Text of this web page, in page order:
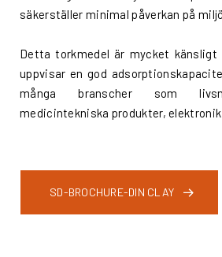
säkerställer minimal påverkan på
Detta torkmedel är mycket
uppvisar en god
många branscher som
medicintekniska produkter,
SD-BROCHURE-DIN CLAY